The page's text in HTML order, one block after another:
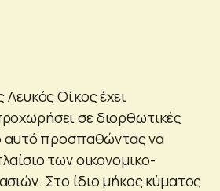
Οίκος έχει
σε διορθωτικές
αυτό προσπαθώντας να
των οικονομικο-
Στο ίδιο μήκος κύματος